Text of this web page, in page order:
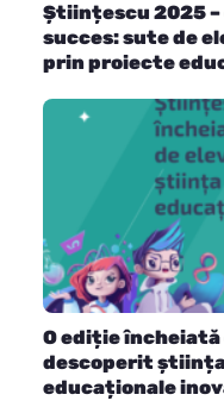
Științescu 2025
succes: sute de
prin proiecte
O ediție încheiată
descoperit
educaționale